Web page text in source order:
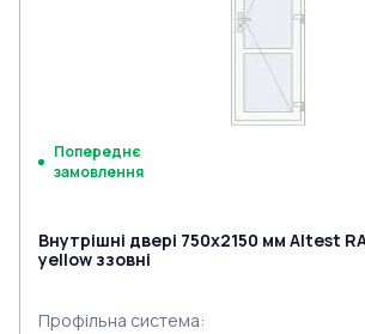
Попереднє
замовлення
Внутрішні двері 750x2150 мм Altest
yellow ззовні
Профільна система: